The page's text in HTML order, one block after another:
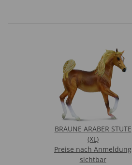
BRAUNE ARABER STUTE
(XL)
Preise nach Anmeldung
sichtbar